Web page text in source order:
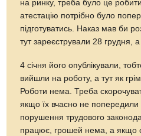
на ринку, треба було це
атестацію потрібно було
підготуватись. Наказ мав би
тут зареєстрували 28 грудня, а
4 січня його опублікували,
вийшли на роботу, а тут як
Роботи нема. Треба
якщо їх вчасно не
порушення трудового
працює, грошей нема, а якщо